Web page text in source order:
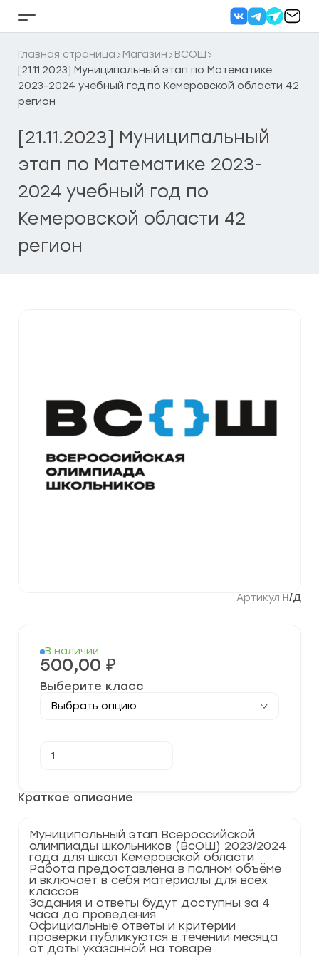
Кнопка
бокового
меню
Главная страница Магазин
ВСОШ
[21.11.2023] Муниципальный этап по Математике
2023-2024 учебный год по Кемеровской области 42
регион
[21.11.2023] Муниципальный
этап по Математике 2023-
2024 учебный год по
Кемеровской области 42
регион
Артикул:Н/Д
Краткое описание
Муниципальный этап Всероссийской
олимпиады школьников (ВсОШ) 2023/2024
года для школ Кемеровской области
Работа предоставлена в полном объёме
и включает в себя материалы для всех
классов
Задания и ответы будут доступны за 4
часа до проведения
Официальные ответы и критерии
проверки публикуются в течении месяца
от даты указанной на товаре
В наличии
500,00 ₽
Выберите класс
товара
этап
по
2024
учебный
год
по
Кемеровской
области
42
регион